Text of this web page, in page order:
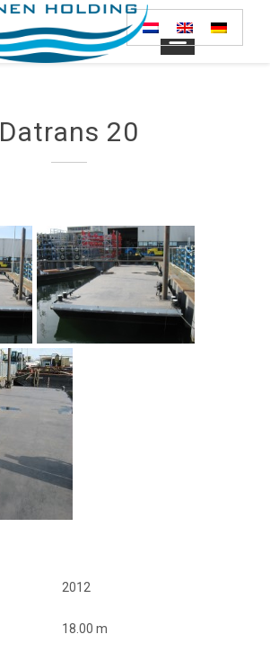
Datrans 20
2012
18.00 m